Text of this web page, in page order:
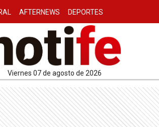
AFTERNEWS DEPORTES
viernes 07 de agosto de 2026